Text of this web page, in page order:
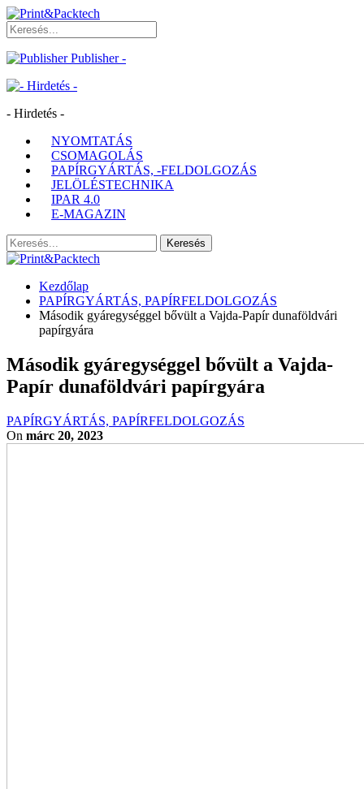
Publisher -
- Hirdetés -
NYOMTATÁS
CSOMAGOLÁS
PAPÍRGYÁRTÁS, -FELDOLGOZÁS
JELÖLÉSTECHNIKA
IPAR 4.0
E-MAGAZIN
Kezdőlap
PAPÍRGYÁRTÁS, PAPÍRFELDOLGOZÁS
Második gyáregységgel bővült a Vajda-Papír dunaföldvári
papírgyára
Második gyáregységgel bővült a Vajda-
Papír dunaföldvári papírgyára
PAPÍRGYÁRTÁS, PAPÍRFELDOLGOZÁS
On márc 20, 2023